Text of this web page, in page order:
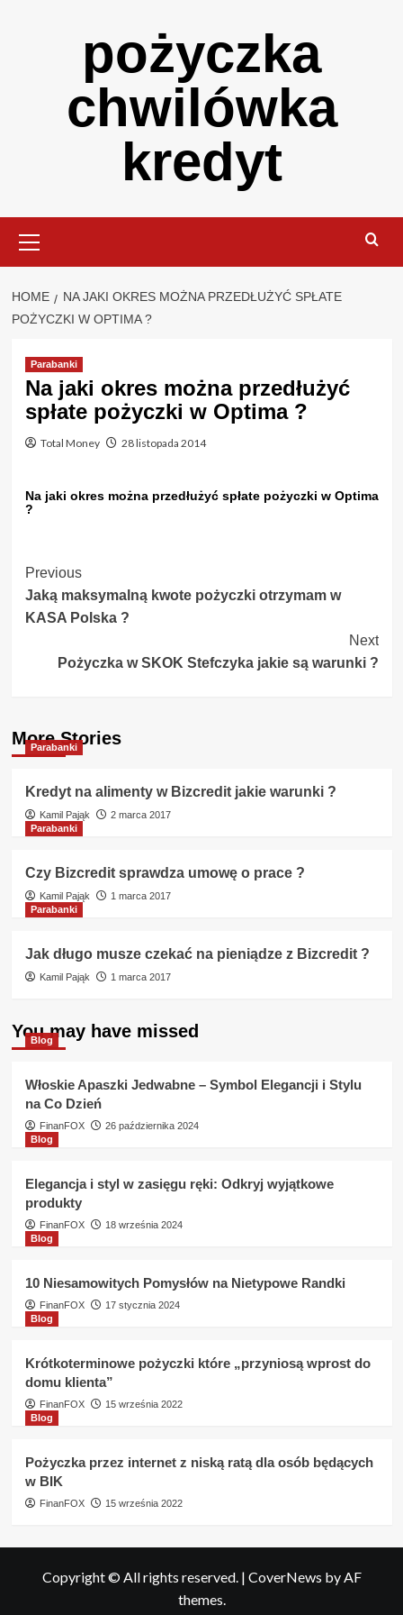
pożyczka
chwilówka
kredyt
Menu
HOME
NA JAKI OKRES MOŻNA PRZEDŁUŻYĆ SPŁATE
POŻYCZKI W OPTIMA ?
Parabanki
Na jaki okres można przedłużyć
spłate pożyczki w Optima ?
Total Money 28 listopada 2014
Na jaki okres można przedłużyć spłate pożyczki w Optima
?
Post
Navigation
Previous
Jaką maksymalną kwote pożyczki otrzymam w
KASA Polska ?
Next
Pożyczka w SKOK Stefczyka jakie są warunki ?
More Stories
Parabanki
Kredyt na alimenty w Bizcredit jakie warunki ?
Kamil Pająk
2 marca 2017
Parabanki
Czy Bizcredit sprawdza umowę o prace ?
Kamil Pająk
1 marca 2017
Parabanki
Jak długo musze czekać na pieniądze z Bizcredit ?
Kamil Pająk 1 marca 2017
You may have missed
Blog
Włoskie Apaszki Jedwabne – Symbol Elegancji i Stylu
na Co Dzień
FinanFOX
26 października 2024
Blog
Elegancja i styl w zasięgu ręki: Odkryj wyjątkowe
produkty
FinanFOX
18 września 2024
Blog
10 Niesamowitych Pomysłów na Nietypowe Randki
FinanFOX
17 stycznia 2024
Blog
Krótkoterminowe pożyczki które „przyniosą wprost do
domu klienta”
FinanFOX
15 września 2022
Blog
Pożyczka przez internet z niską ratą dla osób będących
w BIK
FinanFOX 15 września 2022
Copyright © All rights reserved. | CoverNews by AF
themes.